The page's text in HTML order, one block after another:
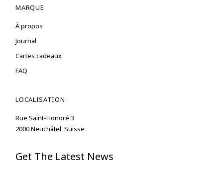
MARQUE
À propos
Journal
Cartes cadeaux
FAQ
LOCALISATION
Rue Saint-Honoré 3
2000 Neuchâtel, Suisse
Get The Latest News